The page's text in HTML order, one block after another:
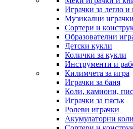
Играчки за легло и
Музикални играчки
Сортери и
Образователни
Детски кукли
Колички за кукли
Инструменти и
Килимчета за игра
Играчки за баня
Коли, камиони,
Играчки за пясък
Ролеви играчки
Акумулаторни коли